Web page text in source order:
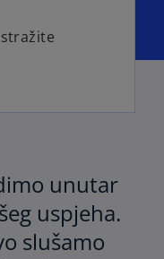
unutar
uspjeha.
slušamo